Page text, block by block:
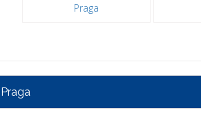
Praga
Praga